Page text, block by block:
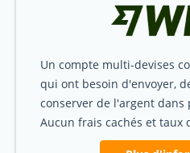
Un compte multi-devises
qui ont besoin d'envoyer,
conserver de l'argent dans
Aucun frais cachés et taux